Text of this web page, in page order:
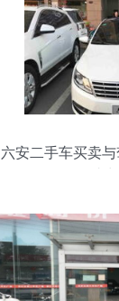
六安二手车买卖